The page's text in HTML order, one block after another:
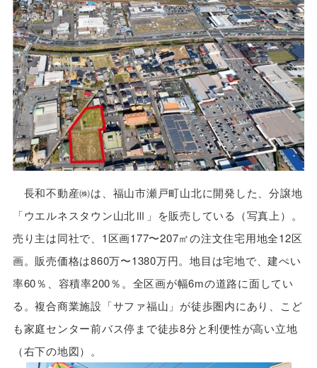
長和不動産㈱は、福山市瀬戸町山北に開発した、分譲地
「ウエルネスタウン山北Ⅲ」を販売している（写真上）。
売り主は同社で、1区画177〜207㎡の注文住宅用地全12区
画。販売価格は860万〜1380万円。地目は宅地で、建ぺい
率60％、容積率200％。全区画が幅6mの道路に面してい
る。複合商業施設「サファ福山」が徒歩圏内にあり、こど
も家庭センター前バス停まで徒歩8分と利便性が高い立地
（右下の地図）。